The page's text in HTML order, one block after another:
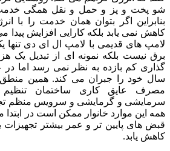
شو پخت و پز و حمل و نقل همگی
بنابراین اگر بتوان همان خدمت را با
کاهش نمی یابد بلکه کارایی افزایش پیدا
لامپ های قدیمی با لامپ ال ای دی
برق نیست بلکه نمونه ای از تبدیل یک
گذاری کم بازده به نظر نمی رسد اما
سال خود را جبران می کند. همین منطق
مصرف عایق کاری ساختمان
سرمایشی و گرمایشی و سرویس منظم
همه این موارد خانوار ممکن است در ابتدا
قبض های پایین تر و عمر بیشتر
کاهش یابد.